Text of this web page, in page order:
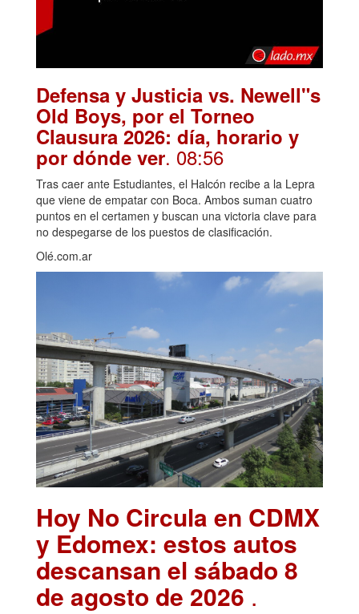
Defensa y Justicia vs. Newell"s
Old Boys, por el Torneo
Clausura 2026: día, horario y
por dónde ver. 08:56
Tras caer ante Estudiantes, el Halcón recibe a la Lepra
que viene de empatar con Boca. Ambos suman cuatro
puntos en el certamen y buscan una victoria clave para
no despegarse de los puestos de clasificación.
Olé.com.ar
Hoy No Circula en CDMX
y Edomex: estos autos
descansan el sábado 8
de agosto de 2026 .